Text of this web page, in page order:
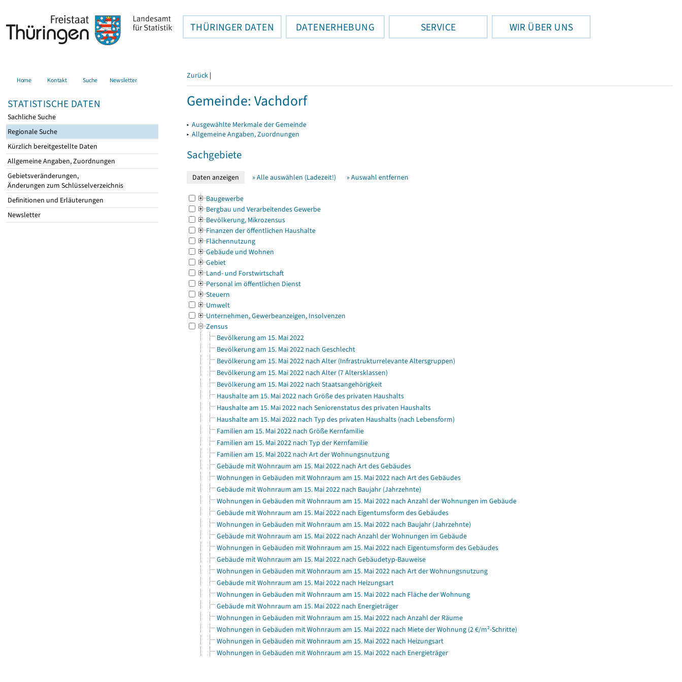
THÜRINGER DATEN DATENERHEBUNG SERVICE WIR ÜBER UNS
Home Kontakt Suche Newsletter
STATISTISCHE DATEN
Sachliche Suche
Regionale Suche
Kürzlich bereitgestellte Daten
Allgemeine Angaben, Zuordnungen
Gebietsveränderungen,
Änderungen zum Schlüsselverzeichnis
Definitionen und Erläuterungen
Newsletter
Zurück |
Gemeinde: Vachdorf
▸ Ausgewählte Merkmale der Gemeinde
▸ Allgemeine Angaben, Zuordnungen
Sachgebiete
» Alle auswählen (Ladezeit!) » Auswahl entfernen
Baugewerbe
Bergbau und Verarbeitendes Gewerbe
Bevölkerung, Mikrozensus
Finanzen der öffentlichen Haushalte
Flächennutzung
Gebäude und Wohnen
Gebiet
Land- und Forstwirtschaft
Personal im öffentlichen Dienst
Steuern
Umwelt
Unternehmen, Gewerbeanzeigen, Insolvenzen
Zensus
Bevölkerung am 15. Mai 2022
Bevölkerung am 15. Mai 2022 nach Geschlecht
Bevölkerung am 15. Mai 2022 nach Alter (Infrastrukturrelevante Altersgruppen)
Bevölkerung am 15. Mai 2022 nach Alter (7 Altersklassen)
Bevölkerung am 15. Mai 2022 nach Staatsangehörigkeit
Haushalte am 15. Mai 2022 nach Größe des privaten Haushalts
Haushalte am 15. Mai 2022 nach Seniorenstatus des privaten Haushalts
Haushalte am 15. Mai 2022 nach Typ des privaten Haushalts (nach Lebensform)
Familien am 15. Mai 2022 nach Größe Kernfamilie
Familien am 15. Mai 2022 nach Typ der Kernfamilie
Familien am 15. Mai 2022 nach Art der Wohnungsnutzung
Gebäude mit Wohnraum am 15. Mai 2022 nach Art des Gebäudes
Wohnungen in Gebäuden mit Wohnraum am 15. Mai 2022 nach Art des Gebäudes
Gebäude mit Wohnraum am 15. Mai 2022 nach Baujahr (Jahrzehnte)
Wohnungen in Gebäuden mit Wohnraum am 15. Mai 2022 nach Anzahl der Wohnungen im Gebäude
Gebäude mit Wohnraum am 15. Mai 2022 nach Eigentumsform des Gebäudes
Wohnungen in Gebäuden mit Wohnraum am 15. Mai 2022 nach Baujahr (Jahrzehnte)
Gebäude mit Wohnraum am 15. Mai 2022 nach Anzahl der Wohnungen im Gebäude
Wohnungen in Gebäuden mit Wohnraum am 15. Mai 2022 nach Eigentumsform des Gebäudes
Gebäude mit Wohnraum am 15. Mai 2022 nach Gebäudetyp-Bauweise
Wohnungen in Gebäuden mit Wohnraum am 15. Mai 2022 nach Art der Wohnungsnutzung
Gebäude mit Wohnraum am 15. Mai 2022 nach Heizungsart
Wohnungen in Gebäuden mit Wohnraum am 15. Mai 2022 nach Fläche der Wohnung
Gebäude mit Wohnraum am 15. Mai 2022 nach Energieträger
Wohnungen in Gebäuden mit Wohnraum am 15. Mai 2022 nach Anzahl der Räume
Wohnungen in Gebäuden mit Wohnraum am 15. Mai 2022 nach Miete der Wohnung (2 €/m²-Schritte)
Wohnungen in Gebäuden mit Wohnraum am 15. Mai 2022 nach Heizungsart
Wohnungen in Gebäuden mit Wohnraum am 15. Mai 2022 nach Energieträger